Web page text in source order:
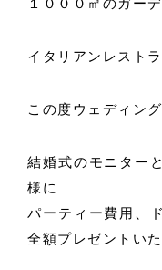
１０００㎡のガー
イタリアンレスト
この度ウェディン
結婚式のモニター
様に
パーティー費用、
全額プレゼントい